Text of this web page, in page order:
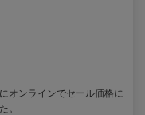
オンラインでセール価格に
。